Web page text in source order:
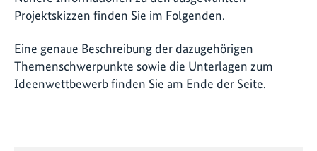
Projektskizzen finden Sie im Folgenden.
Eine genaue Beschreibung der dazugehörigen
Themenschwerpunkte sowie die Unterlagen zum
Ideenwettbewerb finden Sie am Ende der Seite.